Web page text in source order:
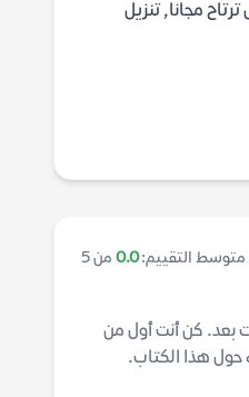
مجانا, تنزيل
متوسط التقييم:0.0 من 5
بعد. كن أنت أول من
حول هذا الكتاب.